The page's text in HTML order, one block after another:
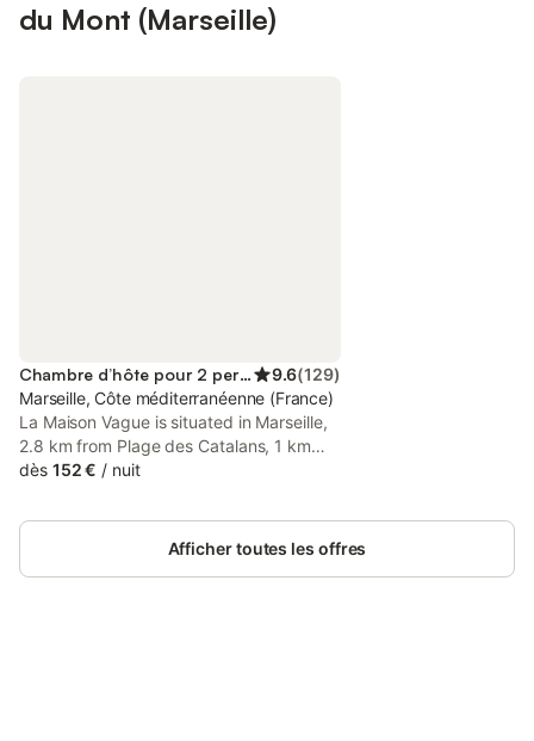
du Mont (Marseille)
Chambre d’hôte pour 2 personnes 9.6(129)
Marseille, Côte méditerranéenne (France)
La Maison Vague is situated in Marseille,
2.8 km from Plage des Catalans, 1 km
from Castellane Metro Station, and 700
in a building dating from 1905, this bed
dès 152 € / nuit
Afficher toutes les offres